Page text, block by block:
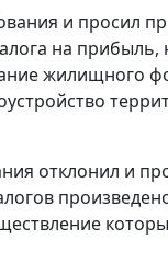
и просил
на прибыль,
жилищного
отклонил и